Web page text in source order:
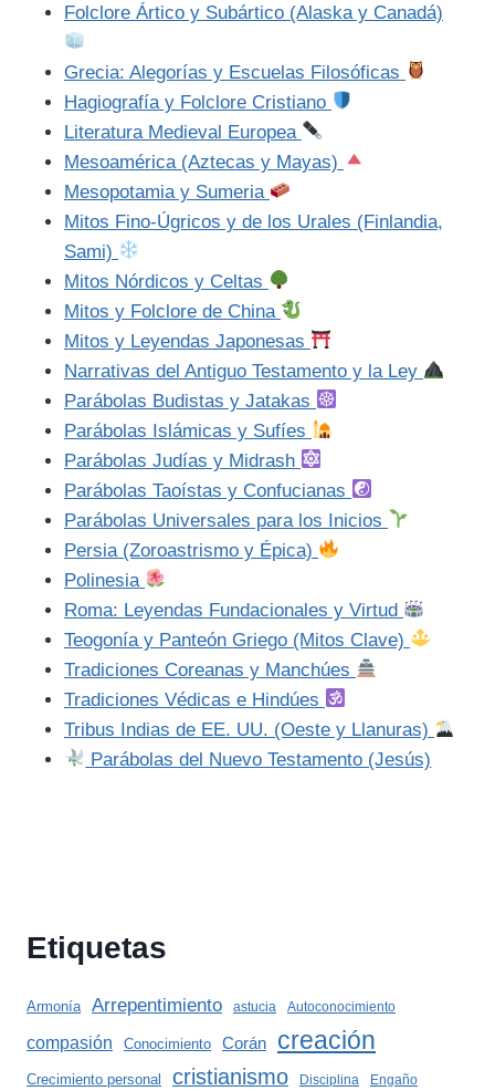
Folclore Ártico y Subártico (Alaska y Canadá)
Grecia: Alegorías y Escuelas Filosóficas
Hagiografía y Folclore Cristiano
Literatura Medieval Europea
Mesoamérica (Aztecas y Mayas)
Mesopotamia y Sumeria
Mitos Fino-Úgricos y de los Urales (Finlandia,
Sami)
Mitos Nórdicos y Celtas
Mitos y Folclore de China
Mitos y Leyendas Japonesas
Narrativas del Antiguo Testamento y la Ley
Parábolas Budistas y Jatakas
Parábolas Islámicas y Sufíes
Parábolas Judías y Midrash
Parábolas Taoístas y Confucianas
Parábolas Universales para los Inicios
Persia (Zoroastrismo y Épica)
Polinesia
Roma: Leyendas Fundacionales y Virtud
Teogonía y Panteón Griego (Mitos Clave)
Tradiciones Coreanas y Manchúes
Tradiciones Védicas e Hindúes
Tribus Indias de EE. UU. (Oeste y Llanuras)
Parábolas del Nuevo Testamento (Jesús)
Etiquetas
Armonía Arrepentimiento astucia Autoconocimiento
compasión Conocimiento Corán creación
Crecimiento personal cristianismo Disciplina Engaño